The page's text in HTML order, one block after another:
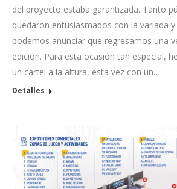
del proyecto estaba garantizada. Tanto
quedaron entusiasmados con la variada
podemos anunciar que regresamos una
edición. Para esta ocasión tan especial,
un cartel a la altura, esta vez con un…
Detalles